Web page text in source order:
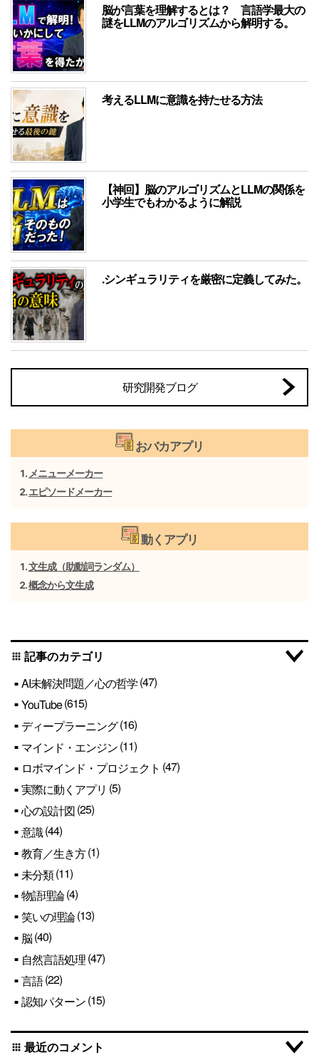
脳が言葉を理解するとは？ 言語学最大の
謎をLLMのアルゴリズムから解明する。
考えるLLMに意識を持たせる方法
【神回】脳のアルゴリズムとLLMの関係を
小学生でもわかるように解説
.シンギュラリティを厳密に定義してみた。
研究開発ブログ
おバカアプリ
メニューメーカー
エピソードメーカー
動くアプリ
文生成（助動詞ランダム）
概念から文生成
apps 記事のカテゴリ
AI未解決問題／心の哲学(47)
YouTube(615)
ディープラーニング(16)
マインド・エンジン(11)
ロボマインド・プロジェクト (47)
実際に動くアプリ (5)
心の設計図(25)
意識(44)
教育／生き方(1)
未分類(11)
物語理論(4)
笑いの理論(13)
脳(40)
自然言語処理(47)
言語(22)
認知パターン(15)
apps 最近のコメント